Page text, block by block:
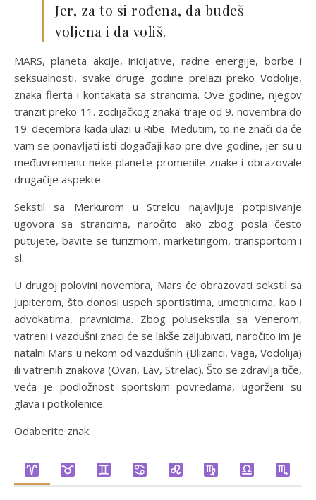
Jer, za to si rođena, da budeš
voljena i da voliš.
MARS, planeta akcije, inicijative, radne energije, borbe i
seksualnosti, svake druge godine prelazi preko Vodolije,
znaka flerta i kontakata sa strancima. Ove godine, njegov
tranzit preko 11. zodijačkog znaka traje od 9. novembra do
19. decembra kada ulazi u Ribe. Međutim, to ne znači da će
vam se ponavljati isti događaji kao pre dve godine, jer su u
međuvremenu neke planete promenile znake i obrazovale
drugačije aspekte.
Sekstil sa Merkurom u Strelcu najavljuje potpisivanje
ugovora sa strancima, naročito ako zbog posla često
putujete, bavite se turizmom, marketingom, transportom i
sl.
U drugoj polovini novembra, Mars će obrazovati sekstil sa
Jupiterom, što donosi uspeh sportistima, umetnicima, kao i
advokatima, pravnicima. Zbog polusekstila sa Venerom,
vatreni i vazdušni znaci će se lakše zaljubivati, naročito im je
natalni Mars u nekom od vazdušnih (Blizanci, Vaga, Vodolija)
ili vatrenih znakova (Ovan, Lav, Strelac). Što se zdravlja tiče,
veća je podložnost sportskim povredama, ugorženi su
glava i potkolenice.
Odaberite znak: